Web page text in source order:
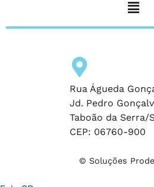
Rua Águeda
Jd. Pedro
Taboão da Serra/
CEP: 06760-900
© Soluções